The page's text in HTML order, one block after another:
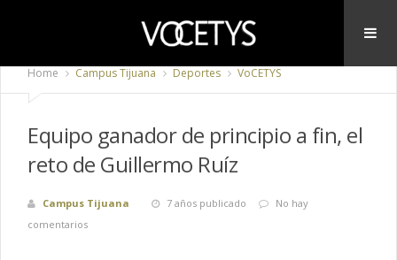
Home Campus Tijuana Deportes VoCETYS
Equipo ganador de principio a fin, el
reto de Guillermo Ruíz
Campus Tijuana 7 años publicado
No hay
comentarios